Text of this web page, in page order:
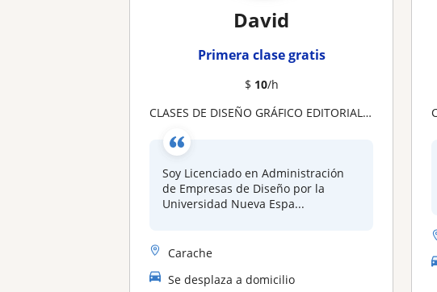
David
Primera clase gratis
$ 10/h
CLASES DE DISEÑO GRÁFICO EDITORIAL CON ADOBE IN DESIGN
Soy Licenciado en Administración
de Empresas de Diseño por la
Universidad Nueva Espa...
Carache
Se desplaza a domicilio